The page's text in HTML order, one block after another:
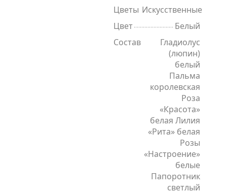
Цветы Искусственные
Цвет
Белый
Состав
Гладиолус
(люпин)
белый
Пальма
королевская
Роза
«Красота»
белая Лилия
«Рита» белая
Розы
«Настроение»
белые
Папоротник
светлый